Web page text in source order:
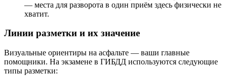
— места для разворота в один приём здесь физически не
хватит.
Линии разметки и их значение
Визуальные ориентиры на асфальте — ваши главные
помощники. На экзамене в ГИБДД используются следующие
типы разметки: